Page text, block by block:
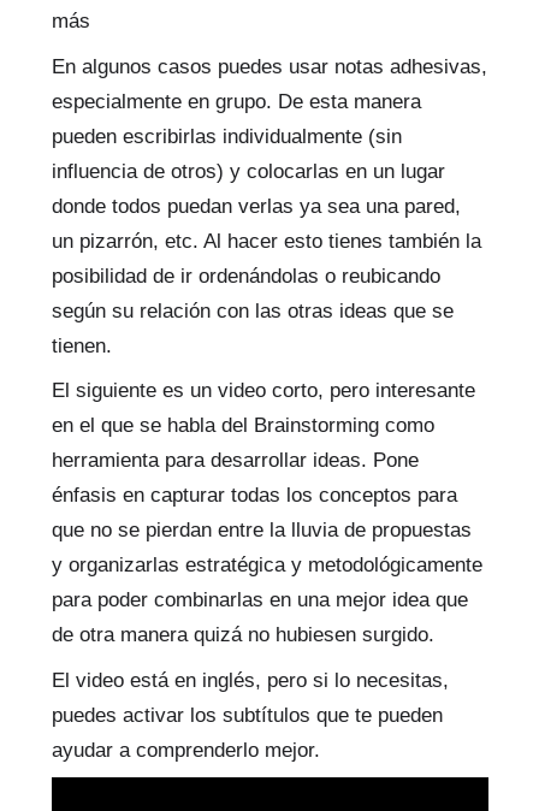
más
En algunos casos puedes usar notas adhesivas,
especialmente en grupo. De esta manera
pueden escribirlas individualmente (sin
influencia de otros) y colocarlas en un lugar
donde todos puedan verlas ya sea una pared,
un pizarrón, etc. Al hacer esto tienes también la
posibilidad de ir ordenándolas o reubicando
según su relación con las otras ideas que se
tienen.
El siguiente es un video corto, pero interesante
en el que se habla del Brainstorming como
herramienta para desarrollar ideas. Pone
énfasis en capturar todas los conceptos para
que no se pierdan entre la lluvia de propuestas
y organizarlas estratégica y metodológicamente
para poder combinarlas en una mejor idea que
de otra manera quizá no hubiesen surgido.
El video está en inglés, pero si lo necesitas,
puedes activar los subtítulos que te pueden
ayudar a comprenderlo mejor.